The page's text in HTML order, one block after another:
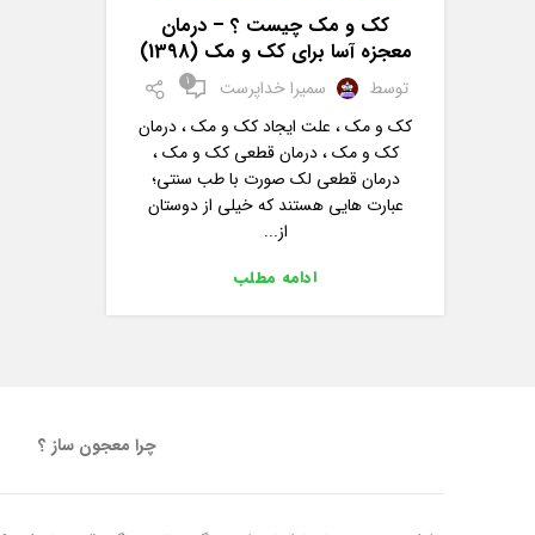
کک و مک چیست ؟ – درمان
معجزه آسا برای کک و مک (1398)
توسط سمیرا خداپرست 1
کک و مک ، علت ایجاد کک و مک ، درمان
کک و مک ، درمان قطعی کک و مک ،
درمان قطعی لک صورت با طب سنتی؛
عبارت هایی هستند که خیلی از دوستان
از...
ادامه مطلب
چرا معجون ساز ؟